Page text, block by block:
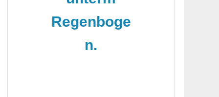
Regenboge
n.